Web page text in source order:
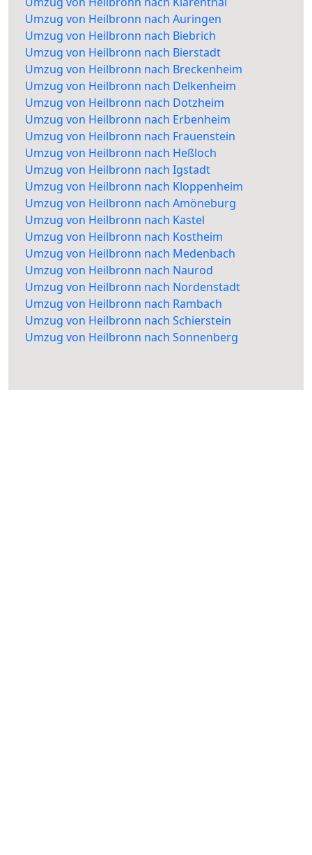
Umzug von Heilbronn nach Auringen
Umzug von Heilbronn nach Biebrich
Umzug von Heilbronn nach Bierstadt
Umzug von Heilbronn nach Breckenheim
Umzug von Heilbronn nach Delkenheim
Umzug von Heilbronn nach Dotzheim
Umzug von Heilbronn nach Erbenheim
Umzug von Heilbronn nach Frauenstein
Umzug von Heilbronn nach Heßloch
Umzug von Heilbronn nach Igstadt
Umzug von Heilbronn nach Kloppenheim
Umzug von Heilbronn nach Amöneburg
Umzug von Heilbronn nach Kastel
Umzug von Heilbronn nach Kostheim
Umzug von Heilbronn nach Medenbach
Umzug von Heilbronn nach Naurod
Umzug von Heilbronn nach Nordenstadt
Umzug von Heilbronn nach Rambach
Umzug von Heilbronn nach Schierstein
Umzug von Heilbronn nach Sonnenberg